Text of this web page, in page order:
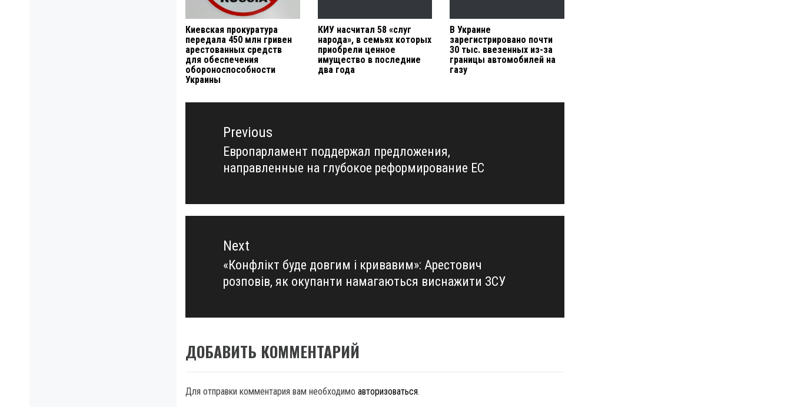
Киевская прокуратура
передала 450 млн гривен
арестованных средств
для обеспечения
обороноспособности
Украины
КИУ насчитал 58 «слуг
народа», в семьях которых
приобрели ценное
имущество в последние
два года
В Украине
зарегистрировано почти
30 тыс. ввезенных из-за
границы автомобилей на
газу
Навигация
записямPrevious
Previous
post:
Европарламент поддержал предложения,
направленные на глубокое реформирование ЕС
Next
Next
post:
«Конфлікт буде довгим і кривавим»: Арестович
розповів, як окупанти намагаються виснажити ЗСУ
ДОБАВИТЬ КОММЕНТАРИЙ
Для отправки комментария вам необходимо авторизоваться.